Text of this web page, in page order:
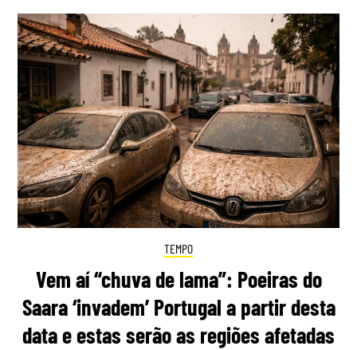
TEMPO
Vem aí “chuva de lama”: Poeiras do
Saara ‘invadem’ Portugal a partir desta
data e estas serão as regiões afetadas